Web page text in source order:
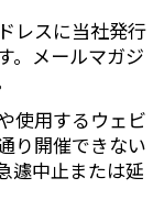
レスに当社発行
。メールマガジ
使用するウェビ
り開催できない
遽中止または延